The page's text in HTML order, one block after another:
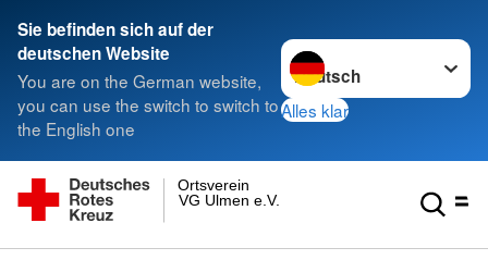
Sie befinden sich auf der
deutschen Website
You are on the German website,
you can use the switch to switch to
the English one
Sprache wechseln zu
Alles klar
VG Ulmen e.V.
Ortsverein